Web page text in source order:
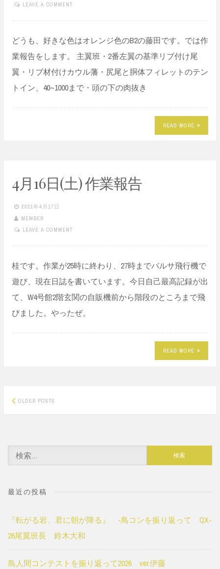
LEAVE A COMMENT
どうも、好きな色はオレンジ色のB2の藤田です。では作
業報告をします。 主翼班・2番左翼の基準リブ付け尾
翼・リブ材付けカウル藩・尻尾と胴体フィレットのテン
トイン、40~1000まで・頭の下の肉抜き
READ MORE
4月16日(土) 作業報告
2021年4月17日
MEMBER
LEAVE A COMMENT
桂です。作業が25時に終わり、27時までバルサ飛行機で
遊び、現在日誌を書いています。今日自己最高記録が出
て、W4号館2階玄関の自販機前から階段のところまで飛
びました。やったぜ。
READ MORE
Posts
OLDER POSTS
索:
最近の投稿
『転がる岩、君に朝が降る』 -鳥コンを振り返って QX-
26尾翼班長 鈴木大和
鳥人間コンテストを振り返って2026 ver.伊藤